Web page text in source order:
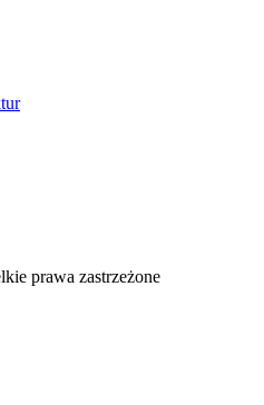
prawa zastrzeżone